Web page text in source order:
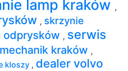
lamp kraków ,
, skrzynie
odprysków , serwis
mechanik kraków ,
kloszy , dealer volvo